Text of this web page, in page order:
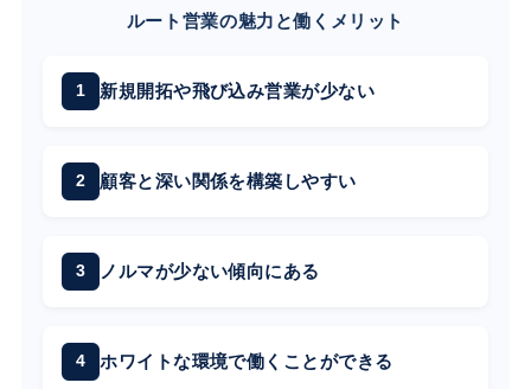
ルート営業の魅力と働くメリット
新規開拓や飛び込み営業が少ない
顧客と深い関係を構築しやすい
ノルマが少ない傾向にある
ホワイトな環境で働くことができる